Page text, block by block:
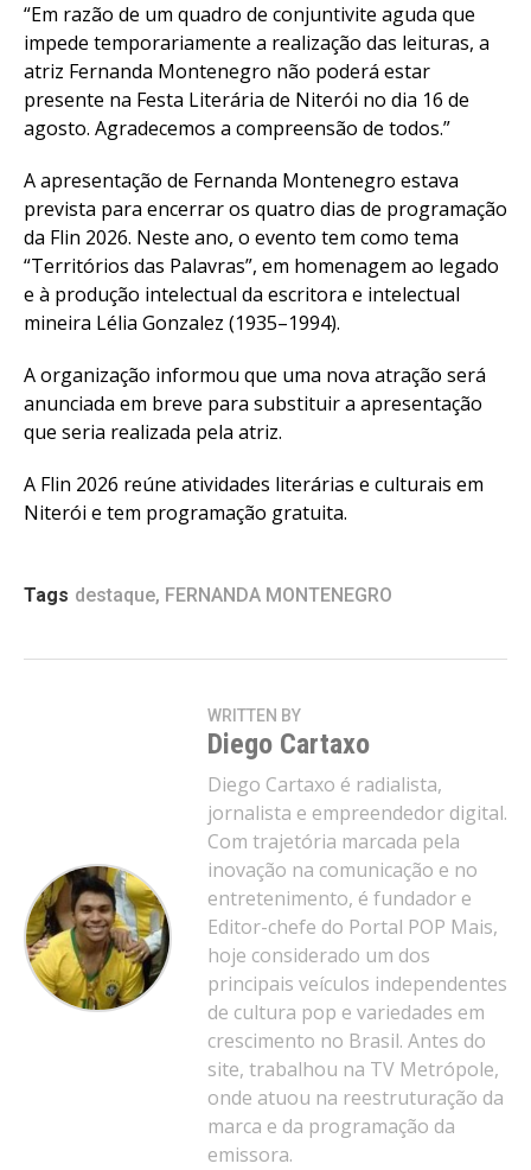
“Em razão de um quadro de conjuntivite aguda que
impede temporariamente a realização das leituras, a
atriz Fernanda Montenegro não poderá estar
presente na Festa Literária de Niterói no dia 16 de
agosto. Agradecemos a compreensão de todos.”
A apresentação de Fernanda Montenegro estava
prevista para encerrar os quatro dias de programação
da Flin 2026. Neste ano, o evento tem como tema
“Territórios das Palavras”, em homenagem ao legado
e à produção intelectual da escritora e intelectual
mineira Lélia Gonzalez (1935–1994).
A organização informou que uma nova atração será
anunciada em breve para substituir a apresentação
que seria realizada pela atriz.
A Flin 2026 reúne atividades literárias e culturais em
Niterói e tem programação gratuita.
Tags destaque, FERNANDA MONTENEGRO
WRITTEN BY
Diego Cartaxo
Diego Cartaxo é radialista,
jornalista e empreendedor digital.
Com trajetória marcada pela
inovação na comunicação e no
entretenimento, é fundador e
Editor-chefe do Portal POP Mais,
hoje considerado um dos
principais veículos independentes
de cultura pop e variedades em
crescimento no Brasil. Antes do
site, trabalhou na TV Metrópole,
onde atuou na reestruturação da
marca e da programação da
emissora.